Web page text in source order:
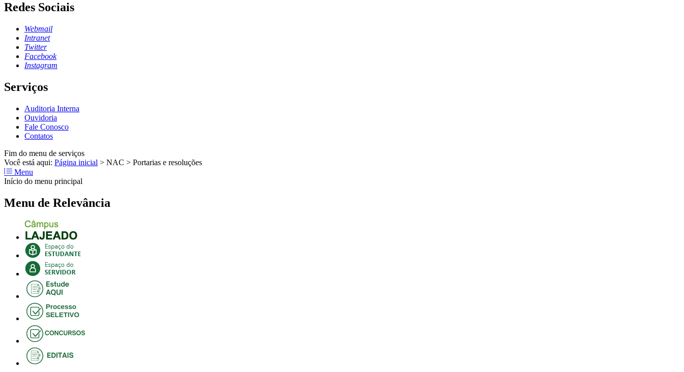
Redes Sociais
Webmail
Intranet
Twitter
Facebook
Instagram
Serviços
Auditoria Interna
Ouvidoria
Fale Conosco
Contatos
Fim do menu de serviços
Você está aqui: Página inicial > NAC > Portarias e resoluções
Menu
Início do menu principal
Menu de Relevância